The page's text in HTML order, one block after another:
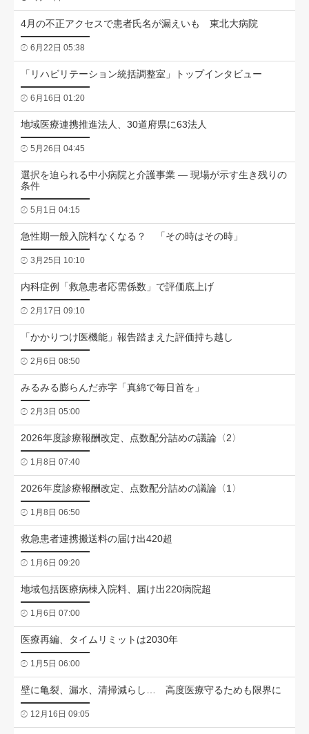
4月の不正アクセスで患者氏名が漏えいも 東北大病院
6月22日 05:38
「リハビリテーション統括調整室」トップインタビュー
6月16日 01:20
地域医療連携推進法人、30道府県に63法人
5月26日 04:45
選択を迫られる中小病院と介護事業 ― 現場が示す生き残りの
条件
5月1日 04:15
急性期一般入院料なくなる？ 「その時はその時」
3月25日 10:10
内科症例「救急患者応需係数」で評価底上げ
2月17日 09:10
「かかりつけ医機能」報告踏まえた評価持ち越し
2月6日 08:50
みるみる膨らんだ赤字「真綿で毎日首を」
2月3日 05:00
2026年度診療報酬改定、点数配分詰めの議論〈2〉
1月8日 07:40
2026年度診療報酬改定、点数配分詰めの議論〈1〉
1月8日 06:50
救急患者連携搬送料の届け出420超
1月6日 09:20
地域包括医療病棟入院料、届け出220病院超
1月6日 07:00
医療再編、タイムリミットは2030年
1月5日 06:00
壁に亀裂、漏水、清掃減らし… 高度医療守るためも限界に
12月16日 09:05